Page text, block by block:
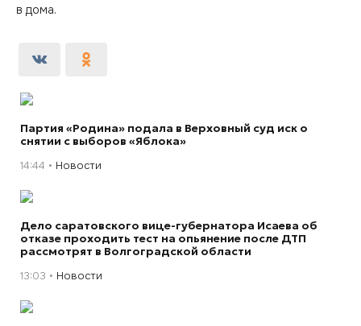
в дома.
Партия «Родина» подала в Верховный суд иск о
снятии с выборов «Яблока»
14:44 Новости
Дело саратовского вице-губернатора Исаева об
отказе проходить тест на опьянение после ДТП
рассмотрят в Волгоградской области
13:03 Новости